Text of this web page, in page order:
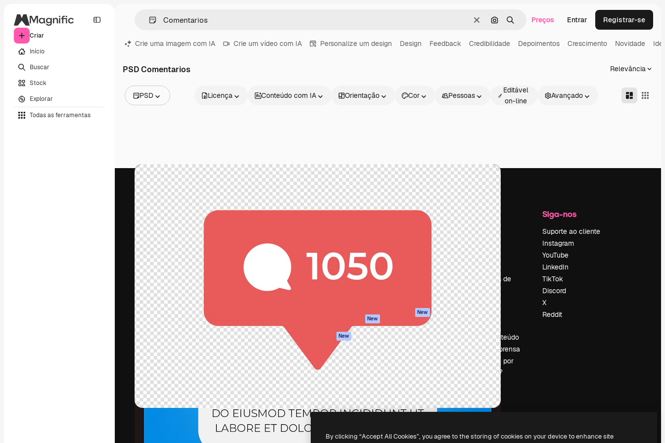
Criar
Início
Buscar
Stock
Explorar
Todas as ferramentas
LimparPesquisar por imagem
BuscarPreços Entrar Registrar-se
Crie uma imagem com IA Crie um vídeo com IA Personalize um design Design Feedback Credibilidade Depoimentos Crescimento Novidade
PSD Comentarios Relevância
PSD
Vídeos
Clipes de vídeo
Animações
Modelos de vídeos
Ícones
Modelos 3D
Fontes
Licença Conteúdo com IA Orientação Cor Pessoas
Editável
on-line
Avançado
A plataforma criativa para você direcionar
seu melhor trabalho. Mais de 1 milhão de
assinantes entre criativos, empresas,
agências e estúdios.
Português
Produtos
Gerador de
imagens
Gerador de vídeos
Claude/ChatGPT
New
New
App móvel
Todas as
ferramentas
Começar
Documentação
Atendimento
Termos e
condições
New
Política de cookies
Central de
confiabilidade
Afiliados
Empresas
Empresa
Preços
Sobre nós
Reviews
Emprego
Tendências de
pesquisa
Blog
Eventos
Slidesgo
Vender conteúdo
Sala de imprensa
Procurando por
magnific.ai?
Siga-nos
Suporte ao cliente
Instagram
YouTube
LinkedIn
TikTok
Discord
X
Reddit
Copyright © 2010-2026Freepik Company S.L.U.Todos os direitos reservados.
By clicking “Accept All Cookies”, you agree to the storing of cookies on your device to enhance site